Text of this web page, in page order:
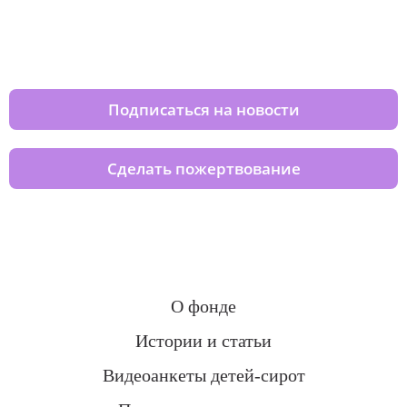
Подписаться на новости
Сделать пожертвование
О фонде
Истории и статьи
Видеоанкеты детей-сирот